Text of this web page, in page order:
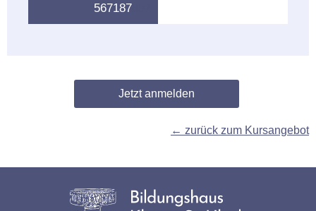
567187
← zurück zum Kursangebot